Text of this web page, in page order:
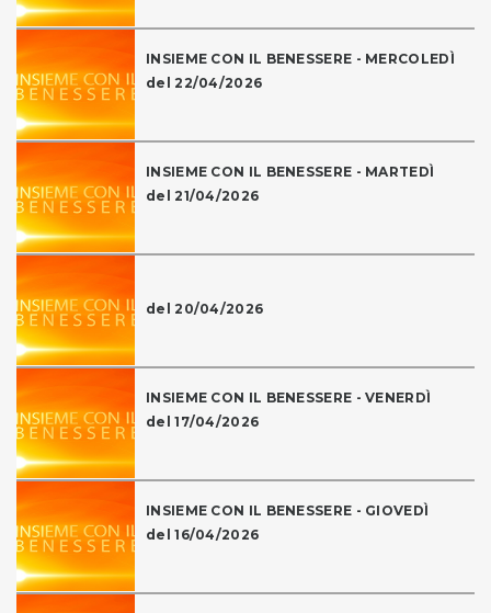
INSIEME CON IL BENESSERE - MERCOLEDÌ
del 22/04/2026
INSIEME CON IL BENESSERE - MARTEDÌ
del 21/04/2026
del 20/04/2026
INSIEME CON IL BENESSERE - VENERDÌ
del 17/04/2026
INSIEME CON IL BENESSERE - GIOVEDÌ
del 16/04/2026